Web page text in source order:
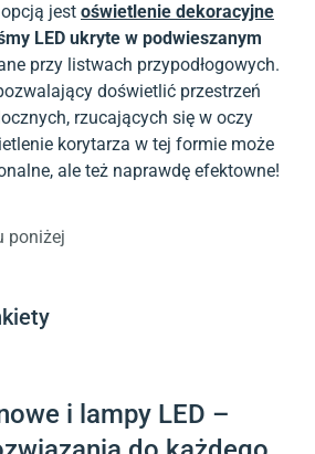
jest oświetlenie dekoracyjne
LED ukryte w podwieszanym
przy listwach przypodłogowych.
doświetlić przestrzeń
rzucających się w oczy
korytarza w tej formie może
ale też naprawdę efektowne!
poniżej
i lampy LED –